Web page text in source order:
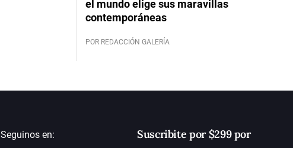
el mundo elige sus maravillas
contemporáneas
POR REDACCIÓN GALERÍA
Seguinos en:
Suscribite por $299 por